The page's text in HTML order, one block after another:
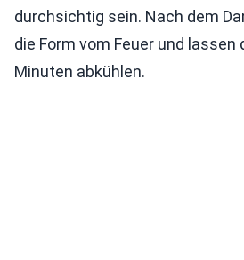
durchsichtig sein. Nach dem
die Form vom Feuer und lassen
Minuten abkühlen.